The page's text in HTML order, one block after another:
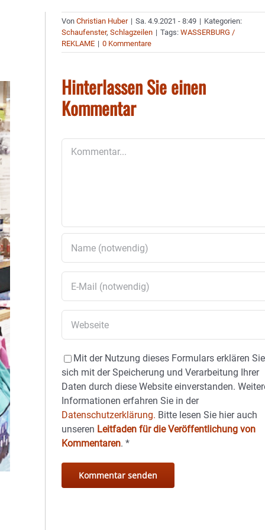
VonChristian Huber | Sa. 4.9.2021 - 8:49 | Kategorien:
Schaufenster,Schlagzeilen | Tags:WASSERBURG /
REKLAME | 0 Kommentare
Hinterlassen Sie einen
Kommentar
Mit der Nutzung dieses Formulars erklären Sie
sich mit der Speicherung und Verarbeitung Ihrer
Daten durch diese Website einverstanden.
Informationen erfahren Sie in der
Datenschutzerklärung. Bitte lesen Sie hier auch
unseren Leitfaden für die Veröffentlichung von
Kommentaren.*